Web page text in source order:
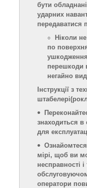
бути
ударних
передаватися
Ніколи
по
перешкоди
негайно
Інструкції з
штабелері
знаходиться в
для
мірі, щоб ви
несправності
оператори